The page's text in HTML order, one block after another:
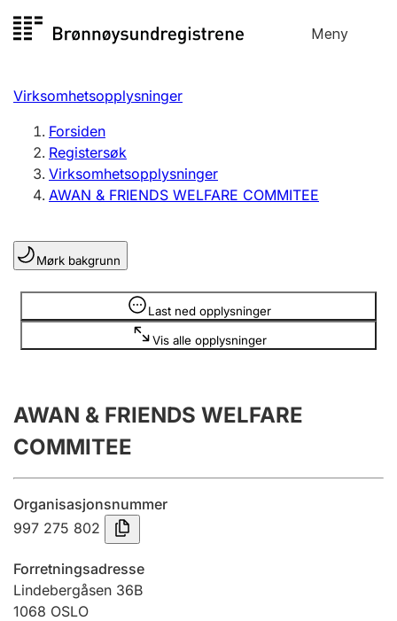
til
Meny
Registersøk
Aksjeselskap
Enkeltpersonforetak
Registrere, endre, slette
Lag og forening
Registrere, endre, slette
Årsregnskap
Innsending og forsinkelsesgebyr
Tinglysing
Jeger
Betaling og jegeravgiftskort
Virksomhetsopplysninger
Forsiden
Registersøk
Virksomhetsopplysninger
AWAN & FRIENDS WELFARE COMMITEE
Mørk bakgrunn
Last ned opplysninger
Vis alle opplysninger
Opplysninger er skjult
AWAN & FRIENDS WELFARE
COMMITEE
Organisasjonsnummer
997 275 802
Forretningsadresse
Lindebergåsen 36B
1068 OSLO